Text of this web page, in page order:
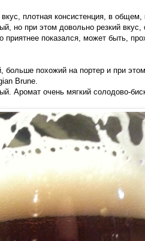
плотная консистенция, в общем,
но при этом довольно резкий
показался, может быть,
больше похожий на портер и при
Brune.
Аромат очень мягкий солодово-